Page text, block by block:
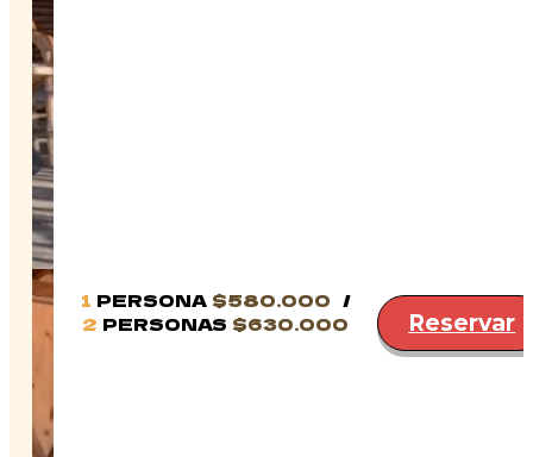
1 PERSONA $580.000
2 PERSONAS $630.000 Reservar